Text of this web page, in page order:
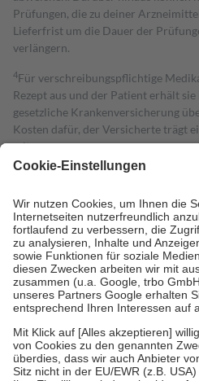
Prüfungen, die zu deiner
Lieferfrist um die Dauer der
verlängern.
4Für verschreibungspflichtige
Rezept aus und der Patient erhält
gesetzliche Krankenversicherung
Kosten dafür, der Versicherte trägt
mit.
Grundsätzlich leisten Mitglieder
höchstens zehn Euro.
Es sind
Kosten der Leistung zu entrichten.
Diese Regeln gelten grundsätzlich
Bei Heilmitteln und häuslicher
Zuzahlung zehn Prozent der Kosten
Verordnung.
Um das Engagement der
stärken und die besondere Stellung
fallenkeine Zuzahlungenan bei:
• Kindern und Jugendlichen bis
mit Ausnahme der Fahrkosten